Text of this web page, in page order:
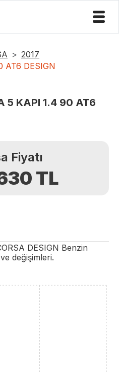
2017
AT6 DESIGN
5 KAPI 1.4 90 AT6
Fiyatı
TL
DESIGN Benzin
değişimleri.